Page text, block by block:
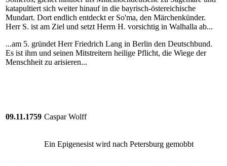
katapultiert sich weiter hinauf in die bayrisch-östereichische
Mundart. Dort endlich entdeckt er So'ma, den Märchenkünder.
Herr S. ist am Ziel und setzt Herrn H. vorsichtig in Walhalla ab...
...am 5. gründet Herr Friedrich Lang in Berlin den Deutschbund.
Es ist ihm und seinen Mitstreitern heilige Pflicht, die Wiege der
Menschheit zu arisieren...
09.11.1759 Caspar Wolff
Ein Epigenesist wird nach Petersburg gemobbt